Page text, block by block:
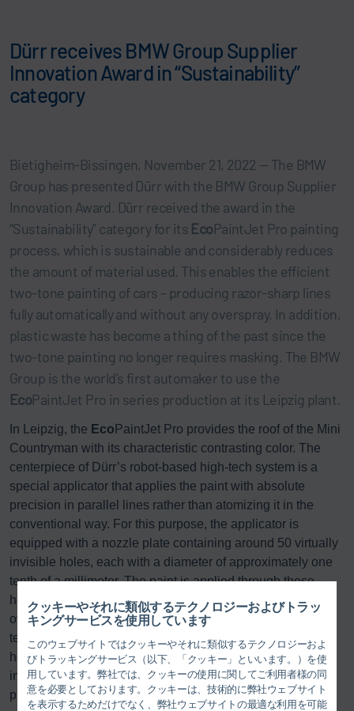
クッキーやそれに類似するテクノロジーおよびトラッ
キングサービスを使用しています
このウェブサイトではクッキーやそれに類似するテクノロジーおよ
びトラッキングサービス（以下、「クッキー」といいます。）を使
用しています。弊社では、クッキーの使用に関してご利用者様の同
意を必要としております。クッキーは、技術的に弊社ウェブサイト
を表示するためだけでなく、弊社ウェブサイトの最適な利用を可能
Dürr receives BMW Group Supplier
Innovation Award in “Sustainability”
category
Bietigheim-Bissingen, November 21, 2022 — The BMW
Group has presented Dürr with the BMW Group Supplier
Innovation Award. Dürr received the award in the
“Sustainability” category for its EcoPaintJet Pro painting
process, which is sustainable and considerably reduces
the amount of material used. This enables the efficient
two-tone painting of cars – producing razor-sharp lines
fully automatically and without any overspray. In addition,
plastic waste has become a thing of the past since the
two-tone painting no longer requires masking. The BMW
Group is the world’s first automaker to use the
EcoPaintJet Pro in series production at its Leipzig plant.
In Leipzig, the Eco PaintJet Pro provides the roof of the Mini
Countryman with its characteristic contrasting color. The
centerpiece of Dürr’s robot-based high-tech system is a
special applicator that applies the paint with absolute
precision in parallel lines rather than atomizing it in the
conventional way. For this purpose, the applicator is
equipped with a nozzle plate containing around 50 virtually
invisible holes, each with a diameter of approximately one
tenth of a millimeter. The paint is applied through these
holes from a distance of 30 mm without generating any
overspray at all and thus without any material loss. The
technology employed in Leipzig makes it possible for each
hole in the nozzle plate to be opened and closed
individually. This offers even more possibilities and
precision in decorative painting.